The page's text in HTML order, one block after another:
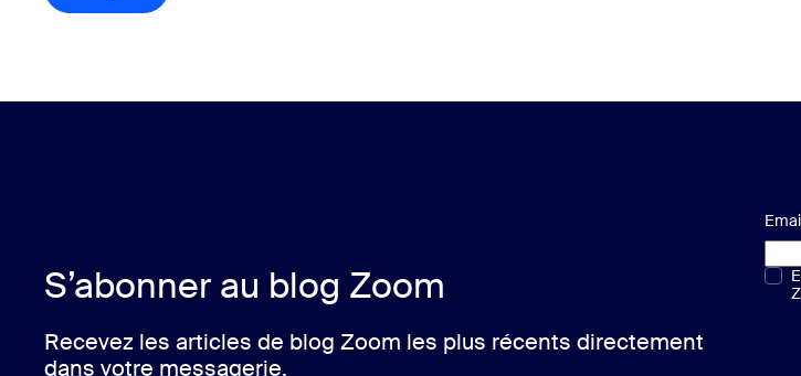
S’abonner au blog Zoom
Recevez les articles de blog Zoom les plus récents directement
dans votre messagerie.